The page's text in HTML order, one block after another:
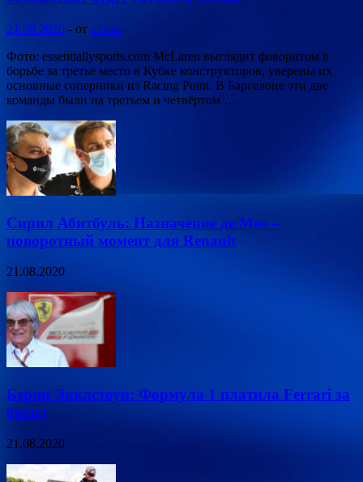
21.08.2020 - от admin
Фото: essentiallysports.com McLaren выглядит фаворитом в
борьбе за третье место в Кубке конструкторов, уверены их
основные соперники из Racing Point. В Барселоне эти две
команды были на третьем и четвёртом …
Сирил Абитбуль: Назначение де Мео –
поворотный момент для Renault
21.08.2020
Берни Экклстоун: Формула 1 платила Ferrari за
бренд
21.08.2020